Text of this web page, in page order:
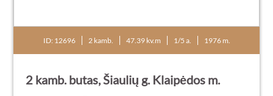
ID: 12696 2 kamb. 47.39 kv.m 1/5 a. 1976 m.
2 kamb. butas, Šiaulių g. Klaipėdos m.